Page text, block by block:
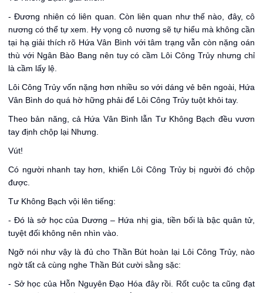
- Đương nhiên có liên quan. Còn liên quan như thế nào, đây, cô
nương có thể tự xem. Hy vọng cô nương sẽ tự hiểu mà không cần
tại hạ giải thích rõ Hứa Vân Bình với tâm trạng vẫn còn nặng oán
thù với Ngân Bào Bang nên tuy có cầm Lôi Công Trủy nhưng chỉ
là cầm lấy lệ.
Lôi Công Trủy vốn nặng hơn nhiều so với dáng vẻ bên ngoài, Hứa
Vân Bình do quá hờ hững phải để Lôi Công Trủy tuột khỏi tay.
Theo bản năng, cả Hứa Vân Bình lẫn Tư Không Bạch đều vươn
tay định chộp lại Nhưng.
Vút!
Có người nhanh tay hơn, khiến Lôi Công Trủy bị người đó chộp
được.
Tư Không Bạch vội lên tiếng:
- Đó là sở học của Dương – Hứa nhị gia, tiền bối là bậc quân tử,
tuyệt đối không nên nhìn vào.
Ngỡ nói như vậy là đủ cho Thần Bút hoàn lại Lôi Công Trủy, nào
ngờ tất cả cùng nghe Thần Bút cười sằng sặc:
- Sở học của Hỗn Nguyên Đạo Hóa đây rồi. Rốt cuộc ta cũng đạt